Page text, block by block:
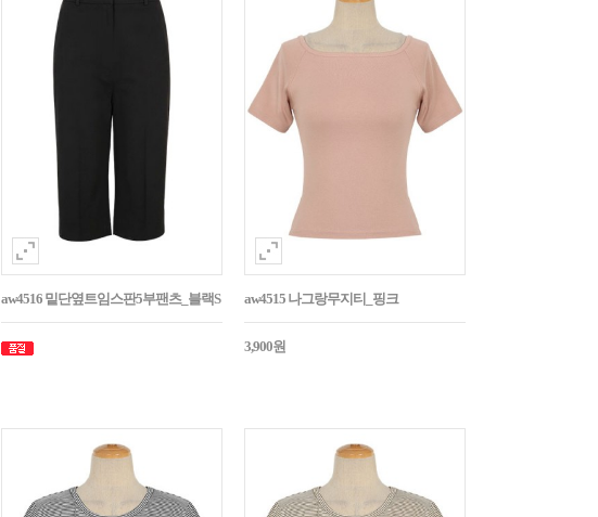
aw4516 밑단옆트임스판5부팬츠_블랙S aw4515 나그랑무지티_핑크
3,900원